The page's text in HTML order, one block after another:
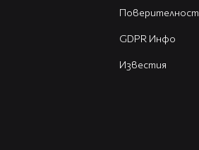
Поверителност
GDPR Инфо
Известия